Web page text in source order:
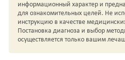
информационный характер и
для ознакомительных целей. Не
инструкцию в качестве
Постановка диагноза и выбор
осуществляется только вашим